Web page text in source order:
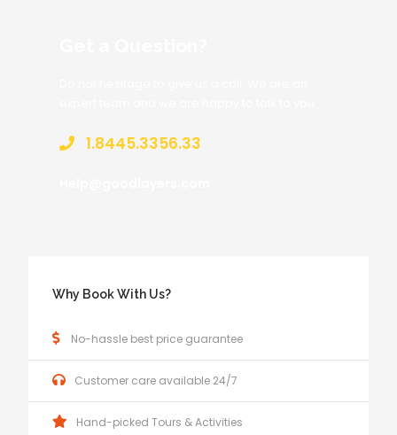
1.8445.3356.33
Why Book With Us?
No-hassle best price guarantee
Customer care available 24/7
Hand-picked Tours & Activities